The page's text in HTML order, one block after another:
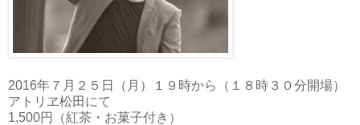
2016年７月２５日（月）１９時から（１８時３０分開場）
アトリヱ松田にて
1,500円（紅茶・お菓子付き）